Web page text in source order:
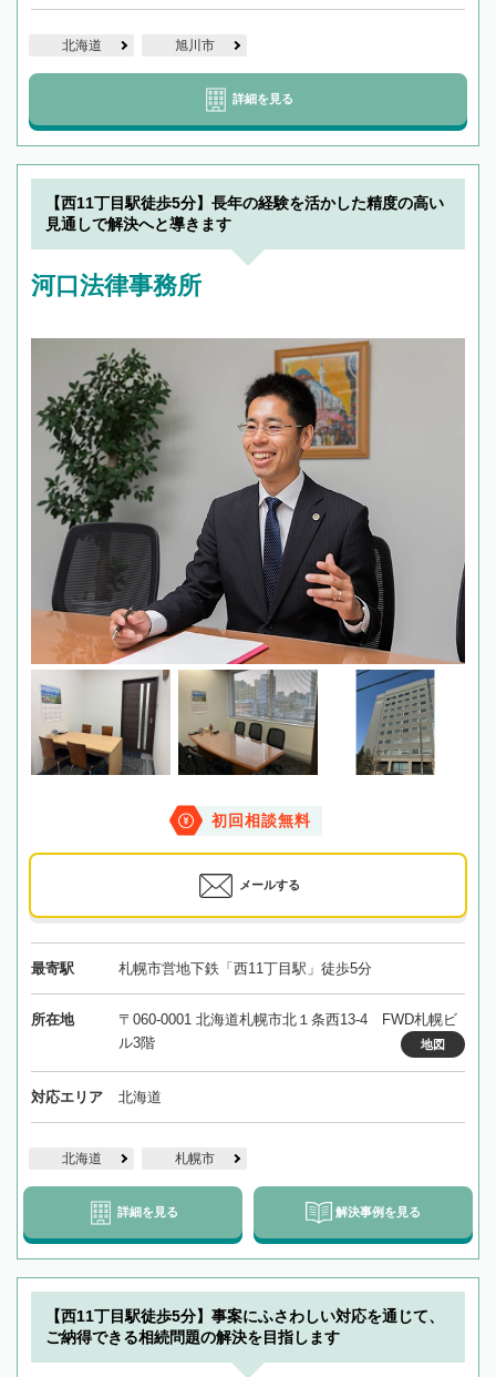
北海道 旭川市
詳細を見る
【西11丁目駅徒歩5分】長年の経験を活かした精度の高い
見通しで解決へと導きます
河口法律事務所
初回相談無料
メールする
最寄駅 札幌市営地下鉄「西11丁目駅」徒歩5分
所在地
〒060-0001 北海道札幌市北１条西13-4 FWD札幌ビ
ル3階
地図
対応エリア 北海道
北海道 札幌市
詳細を見る 解決事例を見る
【西11丁目駅徒歩5分】事案にふさわしい対応を通じて、
ご納得できる相続問題の解決を目指します